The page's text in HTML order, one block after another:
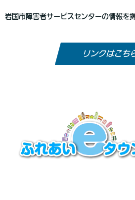
岩国市障害者サービスセンターの情報を
リンクはこち